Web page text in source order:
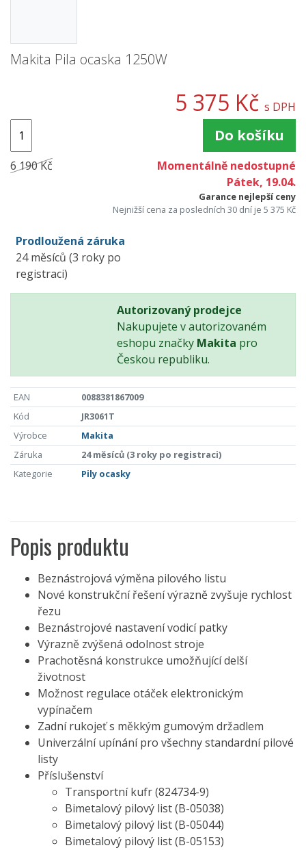
Makita Pila ocaska 1250W
5 375 Kč s DPH
Do košíku
6 190 Kč
Momentálně nedostupné
Pátek, 19.04.
Garance nejlepší ceny
Nejnižší cena za posledních 30 dní je 5 375 Kč
Prodloužená záruka
24 měsíců (3 roky po
registraci)
Autorizovaný prodejce
Nakupujete v autorizovaném
eshopu značky Makita pro
Českou republiku.
EAN
0088381867009
Kód
JR3061T
Výrobce
Makita
Záruka
24 měsíců (3 roky po registraci)
Kategorie
Pily ocasky
Popis produktu
Beznástrojová výměna pilového listu
Nové konstrukční řešení výrazně zvyšuje rychlost
řezu
Beznástrojové nastavení vodicí patky
Výrazně zvýšená odolnost stroje
Prachotěsná konstrukce umožňující delší
životnost
Možnost regulace otáček elektronickým
vypínačem
Zadní rukojeť s měkkým gumovým držadlem
Univerzální upínání pro všechny standardní pilové
listy
Příslušenství
Transportní kufr (824734-9)
Bimetalový pilový list (B-05038)
Bimetalový pilový list (B-05044)
Bimetalový pilový list (B-05153)